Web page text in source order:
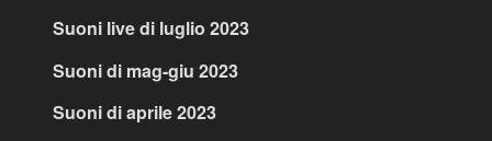
Suoni live di luglio 2023
Suoni di mag-giu 2023
Suoni di aprile 2023